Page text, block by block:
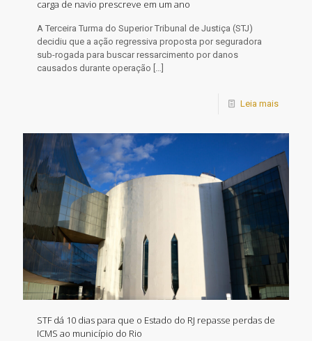
carga de navio prescreve em um ano
​A Terceira Turma do Superior Tribunal de Justiça (STJ)
decidiu que a ação regressiva proposta por seguradora
sub-rogada para buscar ressarcimento por danos
causados durante operação […]
Leia mais
STF dá 10 dias para que o Estado do RJ repasse perdas de
ICMS ao município do Rio